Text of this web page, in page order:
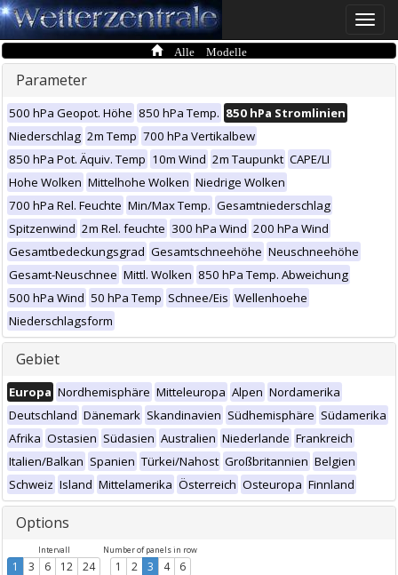
Toggle
Alle Modelle
Parameter
500 hPa Geopot. Höhe 850 hPa Temp. 850 hPa Stromlinien
Niederschlag 2m Temp 700 hPa Vertikalbew
850 hPa Pot. Äquiv. Temp 10m Wind 2m Taupunkt CAPE/LI
Hohe Wolken Mittelhohe Wolken Niedrige Wolken
700 hPa Rel. Feuchte Min/Max Temp. Gesamtniederschlag
Spitzenwind 2m Rel. feuchte 300 hPa Wind 200 hPa Wind
Gesamtbedeckungsgrad Gesamtschneehöhe Neuschneehöhe
Gesamt-Neuschnee Mittl. Wolken 850 hPa Temp. Abweichung
500 hPa Wind 50 hPa Temp Schnee/Eis Wellenhoehe
Niederschlagsform
Gebiet
Europa Nordhemisphäre Mitteleuropa Alpen Nordamerika
Deutschland Dänemark Skandinavien Südhemisphäre Südamerika
Afrika Ostasien Südasien Australien Niederlande Frankreich
Italien/Balkan Spanien Türkei/Nahost Großbritannien Belgien
Schweiz Island Mittelamerika Österreich Osteuropa Finnland
Options
Intervall
1 3 6 12 24
Number of panels in row
1 2 3 4 6